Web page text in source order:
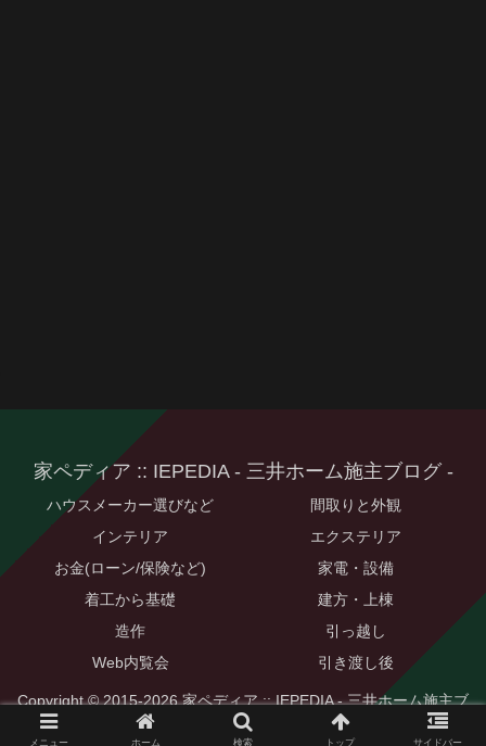
家ペディア :: IEPEDIA - 三井ホーム施主ブログ -
ハウスメーカー選びなど
間取りと外観
インテリア
エクステリア
お金(ローン/保険など)
家電・設備
着工から基礎
建方・上棟
造作
引っ越し
Web内覧会
引き渡し後
Copyright © 2015-2026 家ペディア :: IEPEDIA - 三井ホーム施主ブ
ログ - All Rights Reserved.
メニュー ホーム 検索 トップ サイドバー